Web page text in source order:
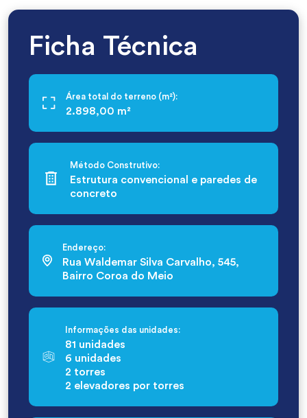
Ficha Técnica
Área total do terreno (m²):
2.898,00 m²
Método Construtivo:
Estrutura convencional e paredes de
concreto
Endereço:
Rua Waldemar Silva Carvalho, 545,
Bairro Coroa do Meio
Informações das unidades:
81 unidades
6 unidades
2 torres
2 elevadores por torres